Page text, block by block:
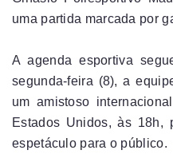
uma partida marcada por
A agenda esportiva
segunda-feira (8), a
um amistoso
Estados Unidos, às 18h,
espetáculo para o público.